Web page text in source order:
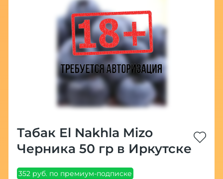
Табак El Nakhla Mizo
Черника 50 гр в Иркутске
352 руб. по премиум-подписке